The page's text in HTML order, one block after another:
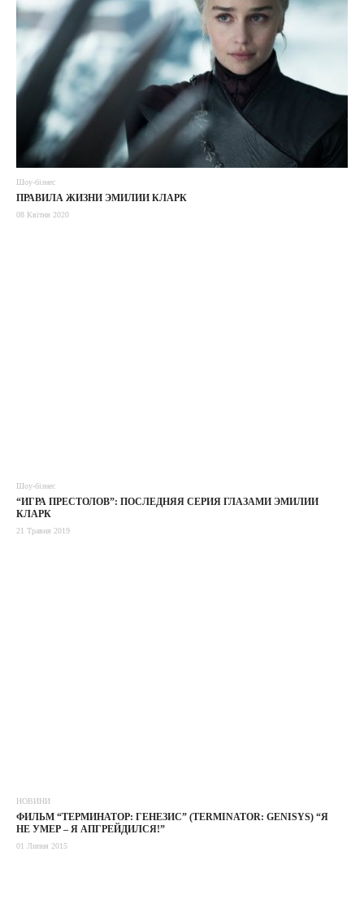
Шоу-бізнес
ПРАВИЛА ЖИЗНИ ЭМИЛИИ КЛАРК
08 Квітня 2020
Шоу-бізнес
“ИГРА ПРЕСТОЛОВ”: ПОСЛЕДНЯЯ СЕРИЯ ГЛАЗАМИ ЭМИЛИИ
КЛАРК
21 Травня 2019
НОВИНИ
ФИЛЬМ “ТЕРМИНАТОР: ГЕНЕЗИС” (TERMINATOR: GENISYS) “Я
НЕ УМЕР – Я АПГРЕЙДИЛСЯ!”
01 Липня 2015